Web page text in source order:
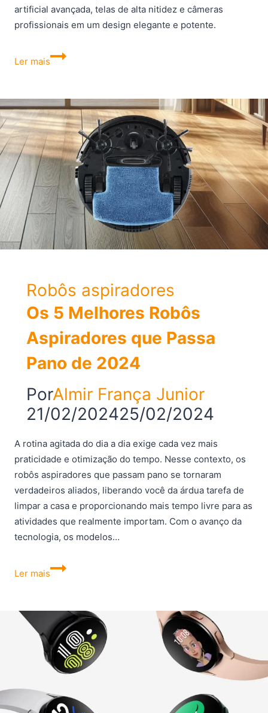
artificial avançada, telas de alta nitidez e câmeras
profissionais em um design elegante e potente.
Ler mais
Samsung
–
Ficha
Técnica
Robôs aspiradores
Os 5 Melhores Robôs
Aspiradores que Passa
Pano de 2024
PorAlmir França Junior
21/02/202425/02/2024
A rotina agitada do dia a dia exige cada vez mais
praticidade e otimização do tempo. Nesse contexto, os
robôs aspiradores que passam pano se tornaram
verdadeiros aliados, liberando você da árdua tarefa de
limpar a casa e proporcionando mais tempo livre para as
atividades que realmente importam. Com o avanço da
tecnologia, os modelos…
Ler mais
Os
Robôs
Aspiradores
que
Passa
Pano
de
2024